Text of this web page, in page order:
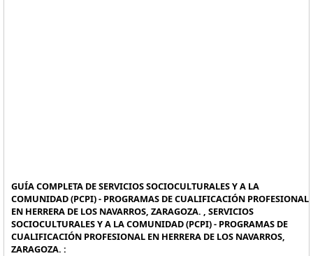
GUÍA COMPLETA DE SERVICIOS SOCIOCULTURALES Y A LA
COMUNIDAD (PCPI) - PROGRAMAS DE CUALIFICACIÓN PROFESIONAL
EN HERRERA DE LOS NAVARROS, ZARAGOZA. , SERVICIOS
SOCIOCULTURALES Y A LA COMUNIDAD (PCPI) - PROGRAMAS DE
CUALIFICACIÓN PROFESIONAL EN HERRERA DE LOS NAVARROS,
ZARAGOZA. :